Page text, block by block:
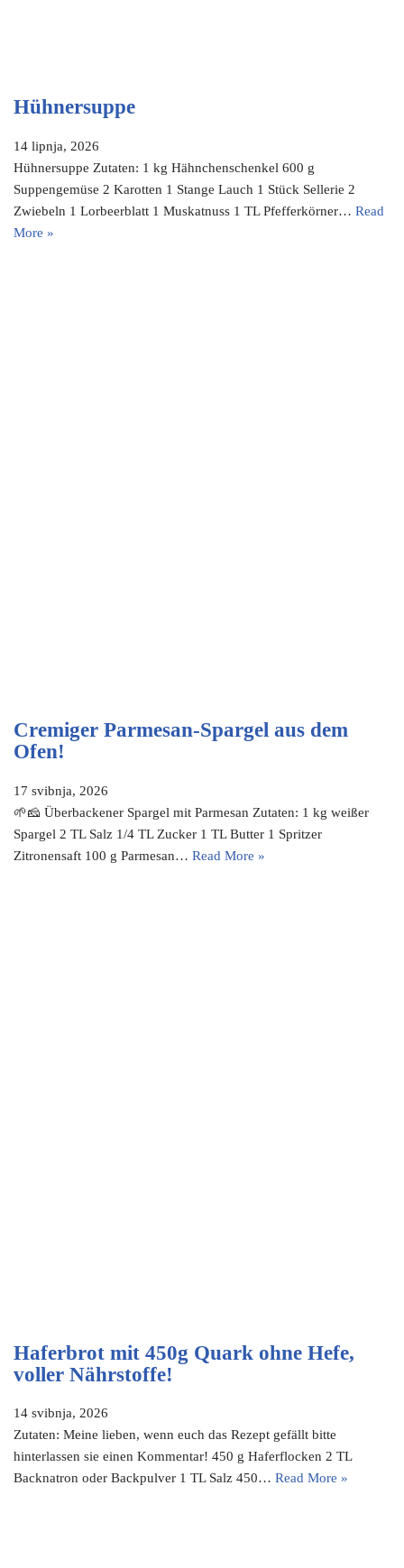
Hühnersuppe
14 lipnja, 2026
Hühnersuppe Zutaten: 1 kg Hähnchenschenkel 600 g
Suppengemüse 2 Karotten 1 Stange Lauch 1 Stück Sellerie 2
Zwiebeln 1 Lorbeerblatt 1 Muskatnuss 1 TL Pfefferkörner… Read
More »
Cremiger Parmesan-Spargel aus dem
Ofen!
17 svibnja, 2026
🌱🧀 Überbackener Spargel mit Parmesan Zutaten: 1 kg weißer
Spargel 2 TL Salz 1/4 TL Zucker 1 TL Butter 1 Spritzer
Zitronensaft 100 g Parmesan… Read More »
Haferbrot mit 450g Quark ohne Hefe,
voller Nährstoffe!
14 svibnja, 2026
Zutaten: Meine lieben, wenn euch das Rezept gefällt bitte
hinterlassen sie einen Kommentar! 450 g Haferflocken 2 TL
Backnatron oder Backpulver 1 TL Salz 450… Read More »